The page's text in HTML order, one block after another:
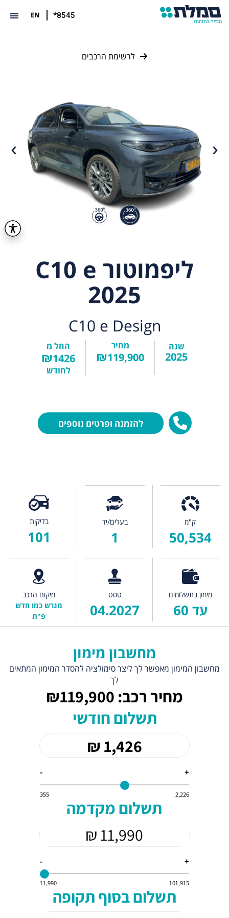
*8545
EN
לרשימת הרכבים
ליפמוטור C10 e
2025
C10 e Design
שנה
2025
מחיר
119,900
₪
החל מ
1426
₪
לחודש
להזמנה ופרטים נוספים
ק"מ
50,534
בעלים/יד
1
בדיקות
101
מימון בתשלומים
עד 60
טסט
04.2027
מיקום הרכב
מגרש כמו חדש
פ"ת
מחשבון מימון
מחשבון המימון מאפשר לך ליצר סימולציה להסדר המימון המתאים
לך